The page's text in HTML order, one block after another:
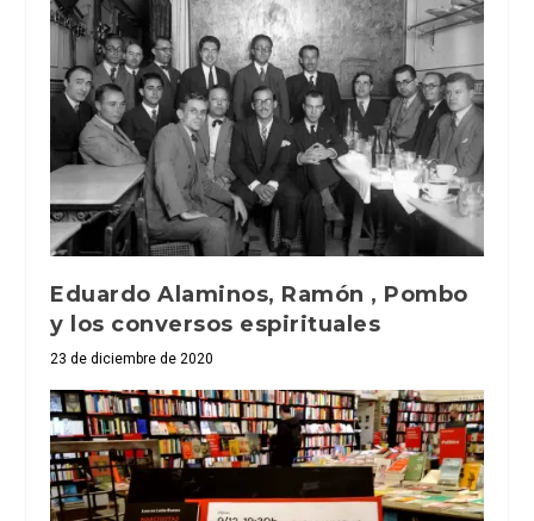
Eduardo Alaminos, Ramón , Pombo
y los conversos espirituales
23 de diciembre de 2020